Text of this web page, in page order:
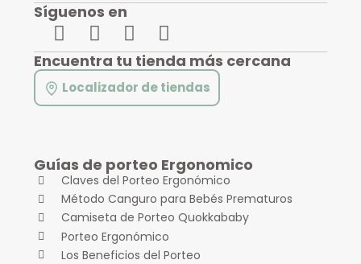
Síguenos en
Encuentra tu tienda más cercana
Localizador de tiendas
Guías de porteo Ergonomico
Claves del Porteo Ergonómico
Método Canguro para Bebés Prematuros
Camiseta de Porteo Quokkababy
Porteo Ergonómico
Los Beneficios del Porteo